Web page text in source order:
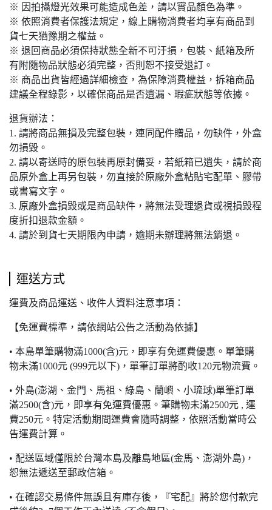
※ 因拍攝燈光效果可能造成色差，請以實品顏色為準。
※ 依照消費者保護法規定，線上購物消費者均享有商品到
貨七天猶豫期之權益。
※ 退回商品必須保持狀態全新不可汙損，包裝、紙箱及所
有附隨物品狀態必須完整，否則恕不接受退訂。
※ 商品出貨皆經過詳細檢查，為保障消費權益，拆箱商品
建議全程錄影，以確保商品是否遺漏、瑕疵狀態等依據。
退貨辦法：
1. 請將商品無損及完整包裝，連同配件贈品，勿缺件，外盒
勿損毀。
2. 請以寄送時的原包裝再原封備妥，若紙箱已遺失，請於商
品原外盒上再另包裝，勿直接於原廠外盒粘貼宅配單、膠帶
或書寫文字。
3. 原廠外盒損毀或是商品缺件，將無法受理退貨或視損毀程
度折扣退款金額。
4. 請於到貨七天期限內申請，逾期未辦理將無法銷退。
運送方式
運費及商品運送、收件人資料注意事項：
【免運費標準，請依網站公告之活動為依據】
• 本島單筆購物滿1000(含)元，即享有免運費優惠。單筆購
物未滿1000元 (999元以下)，單筆訂單將酌收120元物流費。
• 外島(澎湖、金門、馬祖、綠島、蘭嶼、小琉球)單筆訂單
滿2500(含)元，即享有免運費優惠。筆購物未滿2500元 , 運
費250元。特定活動期間運費會隨時調整，依照活動當時公
告運費計算。
• 配送區域僅限於台灣本島及離島地區(金馬、澎湖外島)，
恕無法遞送至郵政信箱。
• 在確認交易條件無誤且有庫存後，『宅配』將於您付款完